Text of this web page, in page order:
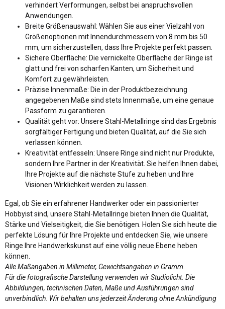
verhindert Verformungen, selbst bei anspruchsvollen
Anwendungen.
Breite Größenauswahl: Wählen Sie aus einer Vielzahl von
Größenoptionen mit Innendurchmessern von 8 mm bis 50
mm, um sicherzustellen, dass Ihre Projekte perfekt passen.
Sichere Oberfläche: Die vernickelte Oberfläche der Ringe ist
glatt und frei von scharfen Kanten, um Sicherheit und
Komfort zu gewährleisten.
Präzise Innenmaße: Die in der Produktbezeichnung
angegebenen Maße sind stets Innenmaße, um eine genaue
Passform zu garantieren.
Qualität geht vor: Unsere Stahl-Metallringe sind das Ergebnis
sorgfältiger Fertigung und bieten Qualität, auf die Sie sich
verlassen können.
Kreativität entfesseln: Unsere Ringe sind nicht nur Produkte,
sondern Ihre Partner in der Kreativität. Sie helfen Ihnen dabei,
Ihre Projekte auf die nächste Stufe zu heben und Ihre
Visionen Wirklichkeit werden zu lassen.
Egal, ob Sie ein erfahrener Handwerker oder ein passionierter
Hobbyist sind, unsere Stahl-Metallringe bieten Ihnen die Qualität,
Stärke und Vielseitigkeit, die Sie benötigen. Holen Sie sich heute die
perfekte Lösung für Ihre Projekte und entdecken Sie, wie unsere
Ringe Ihre Handwerkskunst auf eine völlig neue Ebene heben
können.
Alle Maßangaben in Millimeter, Gewichtsangaben in Gramm.
Für die fotografische Darstellung verwenden wir Studiolicht. Die
Abbildungen, technischen Daten, Maße und Ausführungen sind
unverbindlich. Wir behalten uns jederzeit Änderung ohne Ankündigung